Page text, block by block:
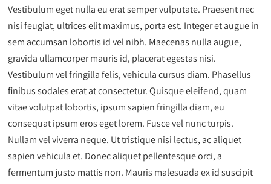
Vestibulum eget nulla eu erat semper vulputate. Praesent nec
nisi feugiat, ultrices elit maximus, porta est. Integer et augue in
sem accumsan lobortis id vel nibh. Maecenas nulla augue,
gravida ullamcorper mauris id, placerat egestas nisi.
Vestibulum vel fringilla felis, vehicula cursus diam. Phasellus
finibus sodales erat at consectetur. Quisque eleifend, quam
vitae volutpat lobortis, ipsum sapien fringilla diam, eu
consequat ipsum eros eget lorem. Fusce vel nunc turpis.
Nullam vel viverra neque. Ut tristique nisi lectus, ac aliquet
sapien vehicula et. Donec aliquet pellentesque orci, a
fermentum justo mattis non. Mauris malesuada ex id suscipit